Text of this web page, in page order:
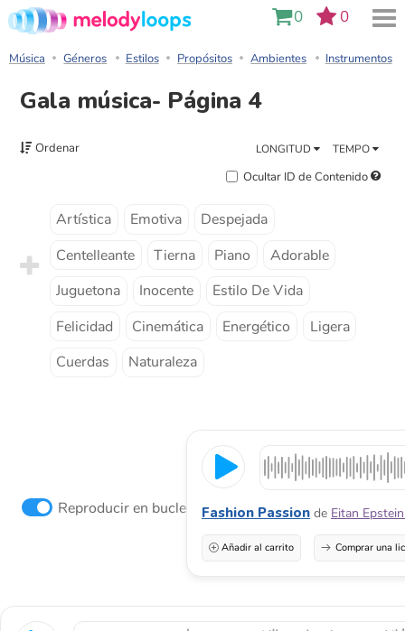
0 0
Música Géneros Estilos Propósitos Ambientes Instrumentos
Gala música- Página 4
Ordenar LONGITUD TEMPO
Ocultar ID de Contenido
Artística Emotiva
Despejada
Centelleante
Tierna Piano
Adorable
Juguetona
Inocente
Estilo De Vida
Felicidad
Cinemática Energético
Ligera
Cuerdas
Naturaleza
Reproducir en bucle Fashion Passion de Eitan
Añadir al carrito Comprar una